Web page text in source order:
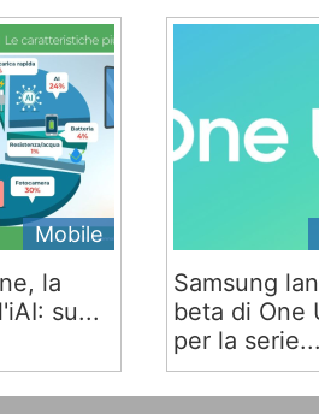
Mobile
la
su...
Samsung
beta di One
per la serie...